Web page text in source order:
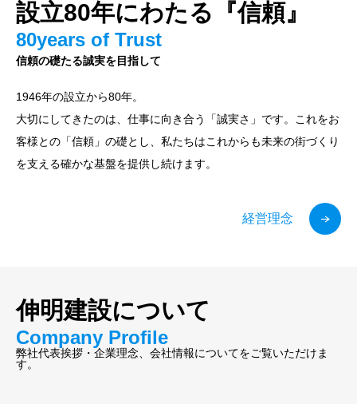
設立80年にわたる『信頼』
80years of Trust
信頼の礎たる誠実を目指して
1946年の設立から80年。
大切にしてきたのは、仕事に向き合う「誠実さ」です。これをお
客様との「信頼」の礎とし、私たちはこれからも未来の街づくり
を支える確かな基盤を提供し続けます。
経営理念
伸明建設について
Company Profile
弊社代表挨拶・企業理念、会社情報についてをご覧いただけま
す。